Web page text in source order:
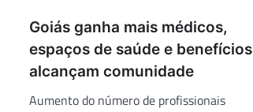
Goiás ganha mais médicos,
espaços de saúde e benefícios
alcançam comunidade
Aumento do número de profissionais